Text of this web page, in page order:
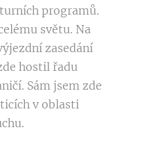
programů.
světu. Na
zasedání
hostil řadu
Sám jsem zde
v oblasti